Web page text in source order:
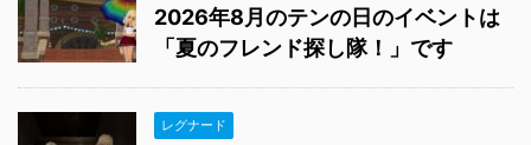
2026年8月のテンの日のイベントは
「夏のフレンド探し隊！」です
レグナード